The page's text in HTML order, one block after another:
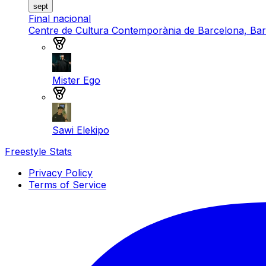
sept
Final nacional
Centre de Cultura Contemporània de Barcelona,
Mister Ego
Sawi Elekipo
Freestyle Stats
Privacy Policy
Terms of Service